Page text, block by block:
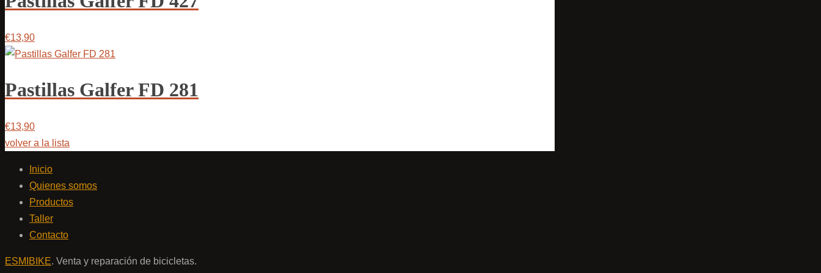
€13,90
Pastillas Galfer FD 281
€13,90
volver a la lista
Inicio
Quienes somos
Productos
Taller
Contacto
ESMIBIKE. Venta y reparación de bicicletas.